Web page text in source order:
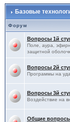
Базовые
Форум
Вопросы 1й
Поле, аура,
защитной
Вопросы 2й
Программы на
Вопросы 3й
Воздействие на
Общие